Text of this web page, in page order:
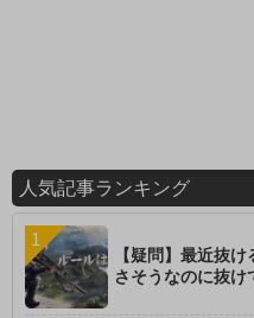
人気記事ランキング
【疑問】最近抜
さそうなのに抜